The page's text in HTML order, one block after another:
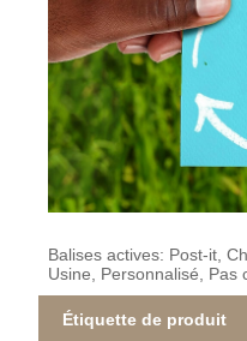
Balises actives: Post-it,
Usine, Personnalisé, Pas
Étiquette de produit